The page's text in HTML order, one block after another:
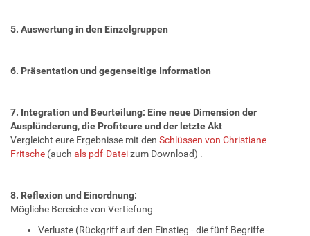
5. Auswertung in den Einzelgruppen
6. Präsentation und gegenseitige Information
7. Integration und Beurteilung: Eine neue Dimension der
Ausplünderung, die Profiteure und der letzte Akt
Vergleicht eure Ergebnisse mit den Schlüssen von Christiane
Fritsche (auch als pdf-Dateizum Download) .
8. Reflexion und Einordnung:
Mögliche Bereiche von Vertiefung
Verluste (Rückgriff auf den Einstieg - die fünf Begriffe -